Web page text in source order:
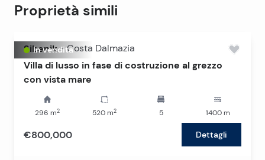
Proprietà simili
In vendita
Sibenik - Costa Dalmazia
Villa di lusso in fase di costruzione al grezzo
con vista mare
296 m2 520m2 5 1400m
€800,000 Dettagli